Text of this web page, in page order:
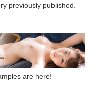
previously published.
are here!